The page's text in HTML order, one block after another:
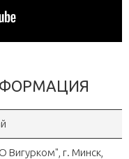
Вигурком", г. Минск,